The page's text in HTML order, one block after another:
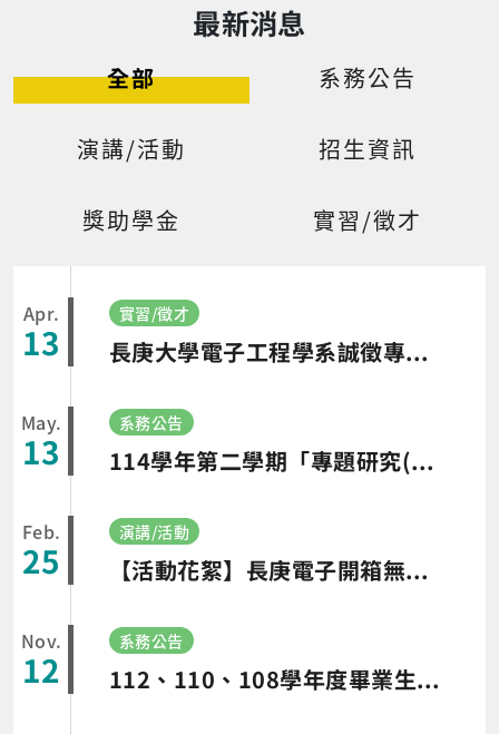
最新消息
全部 系務公告
演講/活動 招生資訊
獎助學金 實習/徵才
Apr.
13
實習/徵才
長庚大學電子工程學系誠徵專任教師
May.
13
系務公告
114學年第二學期「專題研究(一)」專題海報 Q&A 時間表
Feb.
25
演講/活動
【活動花絮】長庚電子開箱無塵室，高中學子親身體驗半導體科技
Nov.
12
系務公告
112、110、108學年度畢業生就業問卷追蹤資料(資料時間：114.11)